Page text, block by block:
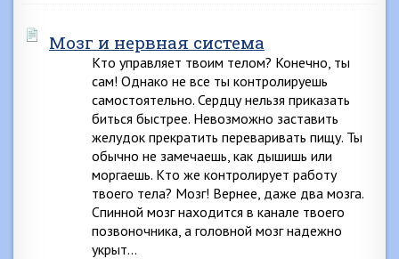
Мозг и нервная система
Кто управляет твоим телом? Конечно, ты
сам! Однако не все ты контролируешь
самостоятельно. Сердцу нельзя приказать
биться быстрее. Невозможно заставить
желудок прекратить переваривать пищу. Ты
обычно не замечаешь, как дышишь или
моргаешь. Кто же контролирует работу
твоего тела? Мозг! Вернее, даже два мозга.
Спинной мозг находится в канале твоего
позвоночника, а головной мозг надежно
укрыт…